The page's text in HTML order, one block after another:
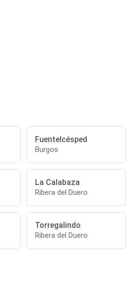
Fuentelcésped
Burgos
La Calabaza
Ribera del Duero
Torregalindo
Ribera del Duero